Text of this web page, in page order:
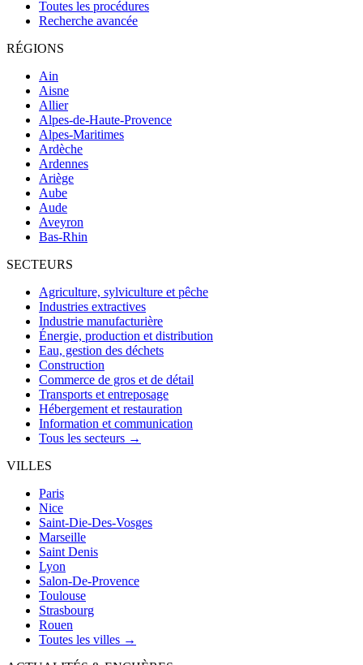
Toutes les procédures
Recherche avancée
RÉGIONS
Ain
Aisne
Allier
Alpes-de-Haute-Provence
Alpes-Maritimes
Ardèche
Ardennes
Ariège
Aube
Aude
Aveyron
Bas-Rhin
SECTEURS
Agriculture, sylviculture et pêche
Industries extractives
Industrie manufacturière
Énergie, production et distribution
Eau, gestion des déchets
Construction
Commerce de gros et de détail
Transports et entreposage
Hébergement et restauration
Information et communication
Tous les secteurs →
VILLES
Paris
Nice
Saint-Die-Des-Vosges
Marseille
Saint Denis
Lyon
Salon-De-Provence
Toulouse
Strasbourg
Rouen
Toutes les villes →